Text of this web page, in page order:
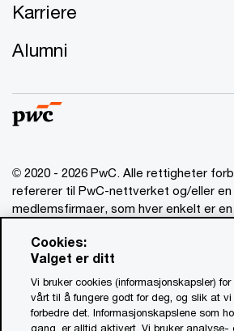
Karriere
Alumni
© 2020 - 2026 PwC. Alle rettigheter
refererer til PwC-nettverket og/eller
medlemsfirmaer, som hver enkelt er
Ansvarsbegrensning
Om utgiver
Standardvilkår
Cookies:
Valget er ditt
Vi bruker cookies (informasjonskapsler)
vårt til å fungere godt for deg, og slik at vi
forbedre det. Informasjonskapslene som
gang, er alltid aktivert. Vi bruker analyse-